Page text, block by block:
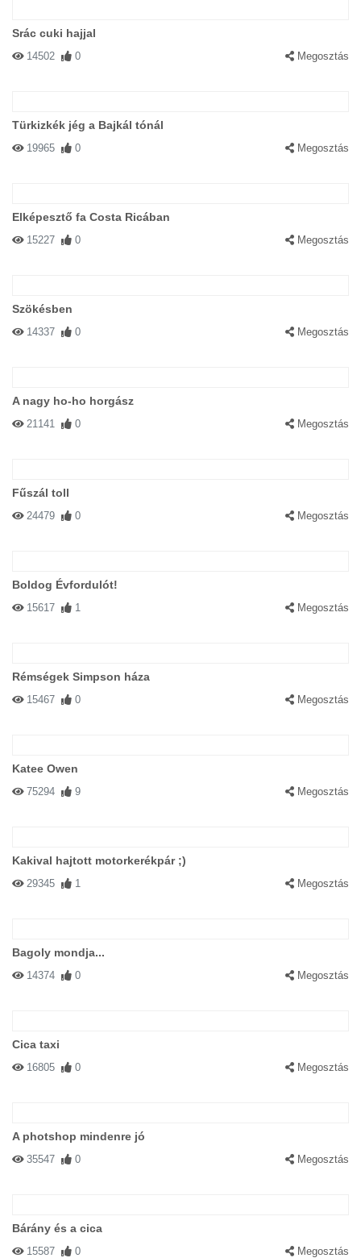
Srác cuki hajjal
14502 0 Megosztás
Türkizkék jég a Bajkál tónál
19965 0 Megosztás
Elképesztő fa Costa Ricában
15227 0 Megosztás
Szökésben
14337 0 Megosztás
A nagy ho-ho horgász
21141 0 Megosztás
Fűszál toll
24479 0 Megosztás
Boldog Évfordulót!
15617 1 Megosztás
Rémségek Simpson háza
15467 0 Megosztás
Katee Owen
75294 9 Megosztás
Kakival hajtott motorkerékpár ;)
29345 1 Megosztás
Bagoly mondja...
14374 0 Megosztás
Cica taxi
16805 0 Megosztás
A photshop mindenre jó
35547 0 Megosztás
Bárány és a cica
15587 0 Megosztás